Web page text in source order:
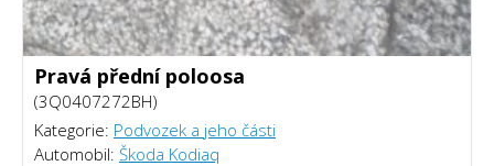
Pravá přední poloosa
(3Q0407272BH)
Kategorie: Podvozek a jeho části
Automobil: Škoda Kodiaq